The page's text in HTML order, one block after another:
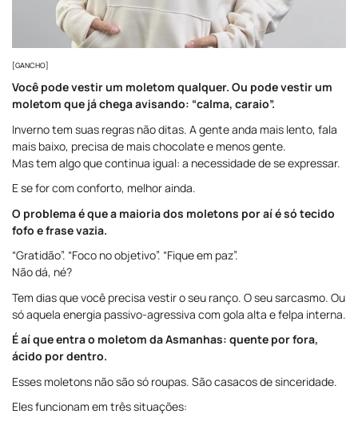
[GANCHO]
Você pode vestir um moletom qualquer. Ou pode vestir um
moletom que já chega avisando: “calma, caraio”.
Inverno tem suas regras não ditas. A gente anda mais lento, fala
mais baixo, precisa de mais chocolate e menos gente.
Mas tem algo que continua igual: a necessidade de se expressar.
E se for com conforto, melhor ainda.
O problema é que a maioria dos moletons por aí é só tecido
fofo e frase vazia.
“Gratidão”. “Foco no objetivo”. “Fique em paz”.
Não dá, né?
Tem dias que você precisa vestir o seu ranço. O seu sarcasmo. Ou
só aquela energia passivo-agressiva com gola alta e felpa interna.
É aí que entra o moletom da Asmanhas: quente por fora,
ácido por dentro.
Esses moletons não são só roupas. São casacos de sinceridade.
Eles funcionam em três situações: